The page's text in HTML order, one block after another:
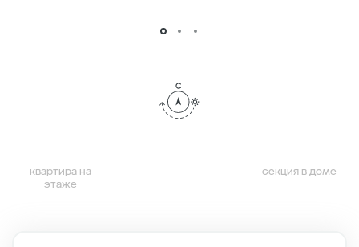
квартира на
этаже
секция в доме